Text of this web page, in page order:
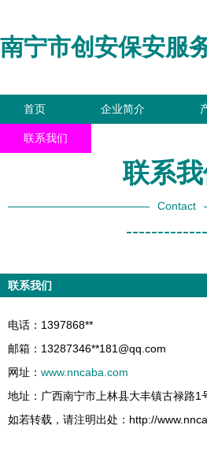
南宁市创安保安服
首页 企业简介
联系我们
联系
Contact
联系我们
电话：1397868**
邮箱：13287346**181@qq.com
网址： www.nncaba.com
地址：广西南宁市上林县大丰镇古禄路1
如若转载，请注明出处：http://